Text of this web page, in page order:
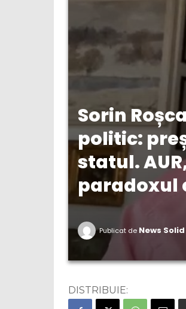
Sorin
politic:
statul.
paradoxul
Publicat de News Solid
DISTRIBUIE: